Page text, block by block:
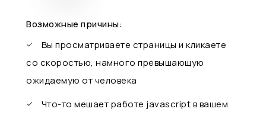
Возможные причины:
Вы просматриваете страницы и кликаете
со скоростью, намного превышающую
ожидаемую от человека
Что-то мешает работе javascript в вашем